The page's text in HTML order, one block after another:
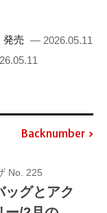
発売 — 2026.05.11
Backnumber
No. 225
ッグとアク